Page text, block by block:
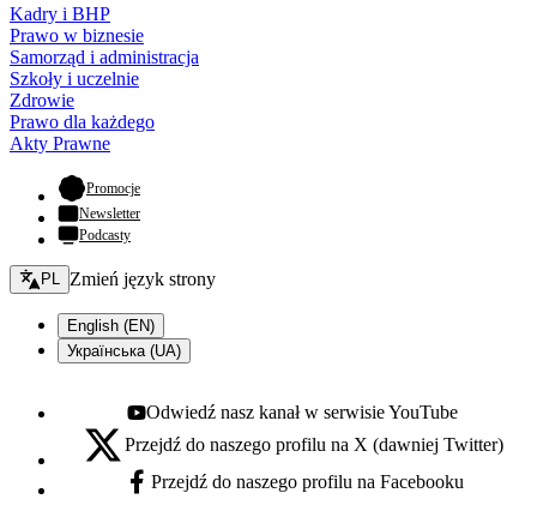
Kadry i BHP
Prawo w biznesie
Samorząd i administracja
Szkoły i uczelnie
Zdrowie
Prawo dla każdego
Akty Prawne
Promocje- otwiera się w nowej karcie
Newsletter
Podcasty
Zmień język - bieżący:
PL Zmień język strony
English (EN)
Українська (UA)
Youtube - otwiera się w nowej karcie
Odwiedź nasz kanał w serwisie YouTube
X - otwiera się w nowej karcie
Przejdź do naszego profilu na X (dawniej Twitter)
Facebook - otwiera się w nowej karcie
Przejdź do naszego profilu na Facebooku